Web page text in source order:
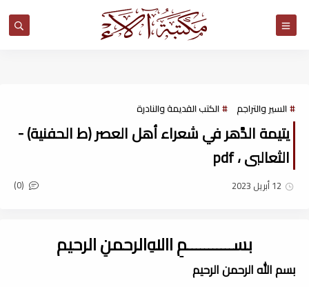
السير والتراجم الكتب القديمة والنادرة
يتيمة الدَّهر في شعراء أهل العصر (ط الحفنية) -
الثعالبى ، pdf
12 أبريل 2023 (0)
بســـــــــــمِ اﷲِالرحمنِ الرحيم
بسم الله الرحمن الرحيم